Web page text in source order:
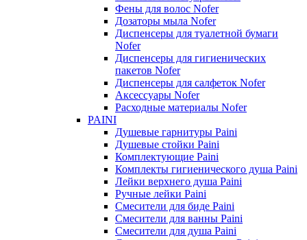
Фены для волос Nofer
Дозаторы мыла Nofer
Диспенсеры для туалетной бумаги
Nofer
Диспенсеры для гигиенических
пакетов Nofer
Диспенсеры для салфеток Nofer
Аксессуары Nofer
Расходные материалы Nofer
PAINI
Душевые гарнитуры Paini
Душевые стойки Paini
Комплектующие Paini
Комплекты гигиенического душа Paini
Лейки верхнего душа Paini
Ручные лейки Paini
Смесители для биде Paini
Смесители для ванны Paini
Смесители для душа Paini